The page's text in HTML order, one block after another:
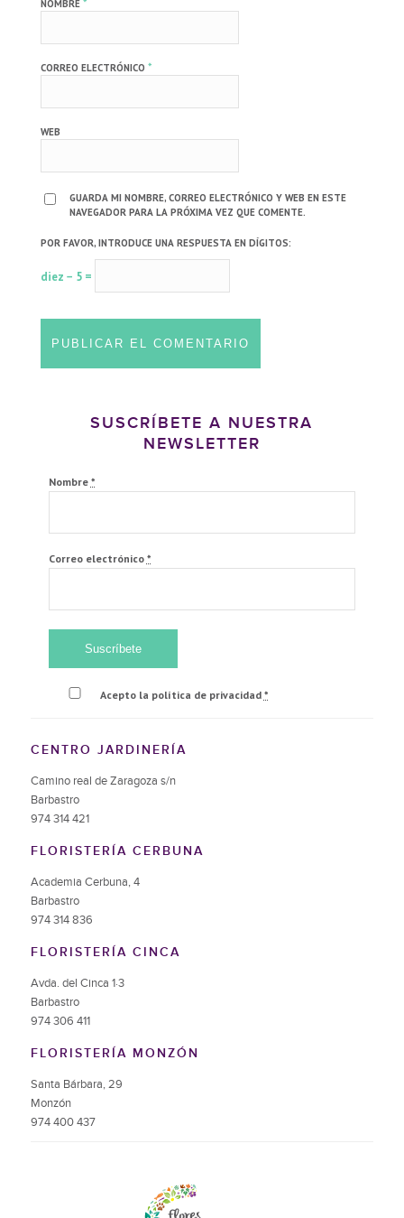
NOMBRE
CORREO ELECTRÓNICO*
WEB
GUARDA MI NOMBRE, CORREO ELECTRÓNICO Y WEB EN ESTE
NAVEGADOR PARA LA PRÓXIMA VEZ QUE COMENTE.
POR FAVOR, INTRODUCE UNA RESPUESTA EN DÍGITOS:
diez − 5 =
SUSCRÍBETE A NUESTRA
NEWSLETTER
Nombre *
Correo electrónico *
Acepto la política de privacidad *
CENTRO JARDINERÍA
Camino real de Zaragoza s/n
Barbastro
974 314 421
FLORISTERÍA CERBUNA
Academia Cerbuna, 4
Barbastro
974 314 836
FLORISTERÍA CINCA
Avda. del Cinca 1·3
Barbastro
974 306 411
FLORISTERÍA MONZÓN
Santa Bárbara, 29
Monzón
974 400 437